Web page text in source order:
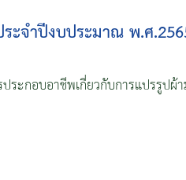
ะจำปีงบประมาณ พ.ศ
ประกอบอาชีพเกี่ยวกับการแปร